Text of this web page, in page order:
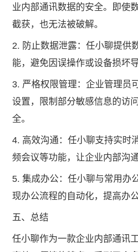
业内部通讯数据的安全。即使
截获，也无法被破解。
2. 防止数据泄露：任小聊提供
能，避免因误操作或设备损坏
3. 严格权限管理：企业管理员
设置，限制部分敏感信息的访
全。
4. 高效沟通：任小聊支持实时
频会议等功能，让企业内部沟
5. 集成办公：任小聊与常用办
现办公流程的自动化，提高办公
五、总结
任小聊作为一款企业内部通讯